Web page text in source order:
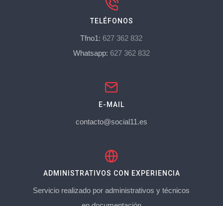
TELÉFONOS
Tfno1: 627 362 832
Whatsapp: 627 362 832
E-MAIL
contacto@social11.es
ADMINISTRATIVOS CON EXPERIENCIA
Servicio realizado por administrativos y técnicos